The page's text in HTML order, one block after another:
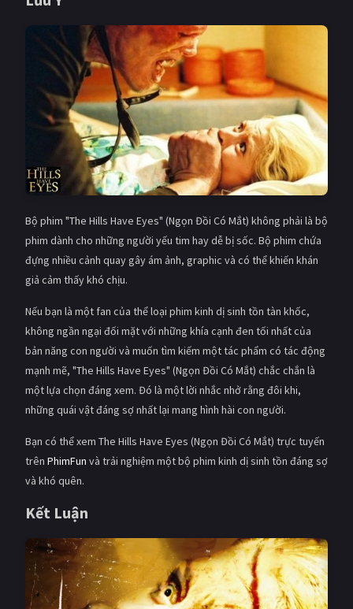
Bộ phim "The Hills Have Eyes" (Ngọn Đồi Có Mắt) không phải là bộ
phim dành cho những người yếu tim hay dễ bị sốc. Bộ phim chứa
đựng nhiều cảnh quay gây ám ảnh, graphic và có thể khiến khán
giả cảm thấy khó chịu.
Nếu bạn là một fan của thể loại phim kinh dị sinh tồn tàn khốc,
không ngần ngại đối mặt với những khía cạnh đen tối nhất của
bản năng con người và muốn tìm kiếm một tác phẩm có tác động
mạnh mẽ, "The Hills Have Eyes" (Ngọn Đồi Có Mắt) chắc chắn là
một lựa chọn đáng xem. Đó là một lời nhắc nhở rằng đôi khi,
những quái vật đáng sợ nhất lại mang hình hài con người.
Bạn có thể xem The Hills Have Eyes (Ngọn Đồi Có Mắt) trực tuyến
trên PhimFun và trải nghiệm một bộ phim kinh dị sinh tồn đáng sợ
và khó quên.
Kết Luận